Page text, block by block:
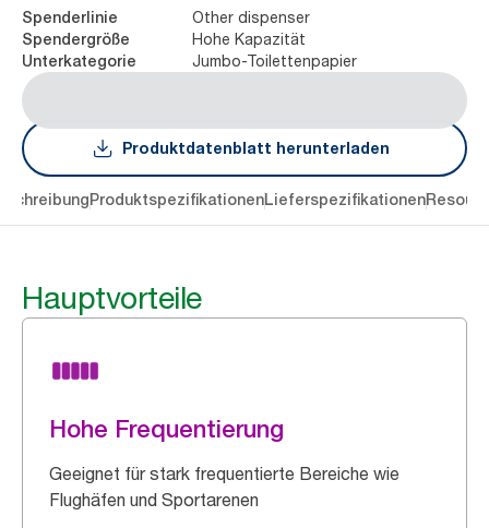
Spenderlinie Other dispenser
Spendergröße Hohe Kapazität
Unterkategorie Jumbo-Toilettenpapier
Produktdatenblatt herunterladen
ProduktspezifikationenLieferspezifikationen
Hauptvorteile
Hohe Frequentierung
Geeignet für stark frequentierte Bereiche wie
Flughäfen und Sportarenen